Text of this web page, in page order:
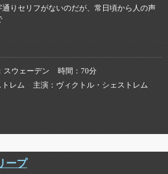
りセリフがないのだが、常日頃から人の声
スウェーデン 時間
70分
レム 主演 ヴィクトル・シェストレム
ープ